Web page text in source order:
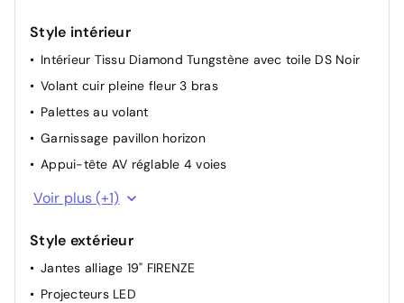
Chargeur embarqué 7,4kW (correspond à un chargeur
mais pas un câble, permettant au véhicule de
supporter une charge rapide compatible aux bornes
publiques et domiciles)
Siège conducteur avec réglage manuel en hauteur
Projecteurs réglables manuellement
Direction électrique Assist double pignon high power
Câble de recharge pour prise domestique
Pare-brise teinté acoustique
Style intérieur
Intérieur Tissu Diamond Tungstène avec toile DS Noir
Volant cuir pleine fleur 3 bras
Palettes au volant
Garnissage pavillon horizon
Appui-tête AV réglable 4 voies
Accoudoir central AR
Voir plus (+1)
Style extérieur
Jantes alliage 19" FIRENZE
Projecteurs LED